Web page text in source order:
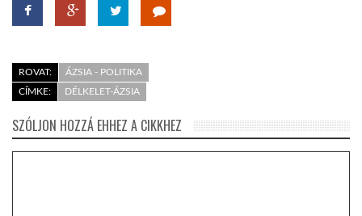
ROVAT:
ÁZSIA - POLITIKA
CÍMKE:
DÉLKELET-ÁZSIA
SZÓLJON HOZZÁ EHHEZ A CIKKHEZ